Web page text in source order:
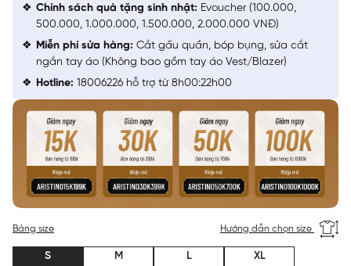
Bảng size Hướng dẫn chọn size
S M L
XL
Chính sách quà tặng sinh nhật: Evoucher (100.000,
500.000, 1.000.000, 1.500.000, 2.000.000 VNĐ)
Miễn phí sửa hàng: Cắt gấu quần, bóp bụng, sửa cắt
ngắn tay áo (Không bao gồm tay áo Vest/Blazer)
Hotline: 18006226 hỗ trợ từ 8h00:22h00